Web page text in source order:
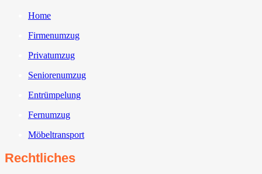
Home
Firmenumzug
Privatumzug
Seniorenumzug
Entrümpelung
Fernumzug
Möbeltransport
Rechtliches